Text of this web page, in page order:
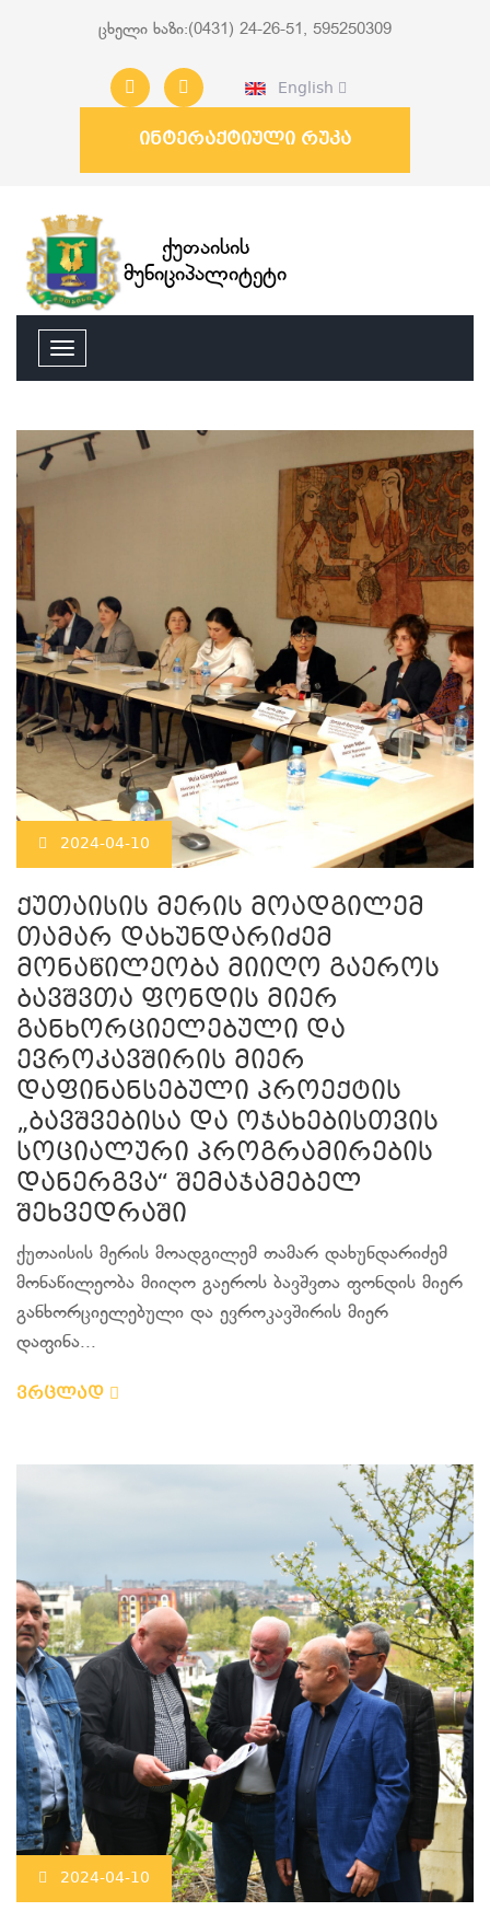
ცხელი ხაზი:(0431) 24-26-51, 595250309
English
ინტერაქტიული რუკა
ქუთაისის
მუნიციპალიტეტი
2024-04-10
ქუთაისის მერის მოადგილემ
თამარ დახუნდარიძემ
მონაწილეობა მიიღო გაეროს
ბავშვთა ფონდის მიერ
განხორციელებული და
ევროკავშირის მიერ
დაფინანსებული პროექტის
„ბავშვებისა და ოჯახებისთვის
სოციალური პროგრამირების
დანერგვა“ შემაჯამებელ
შეხვედრაში
ქუთაისის მერის მოადგილემ თამარ დახუნდარიძემ
მონაწილეობა მიიღო გაეროს ბავშვთა ფონდის მიერ
განხორციელებული და ევროკავშირის მიერ
დაფინა...
ვრცლად
2024-04-10